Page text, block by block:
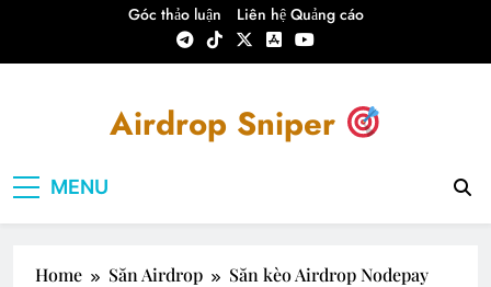
content
Góc thảo luận Liên hệ Quảng cáo
Airdrop Sniper
MENU
Home Săn Airdrop Săn kèo Airdrop Nodepay